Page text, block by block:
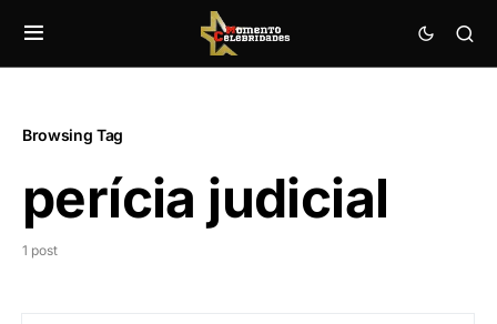
Browsing Tag
perícia judicial
1 post